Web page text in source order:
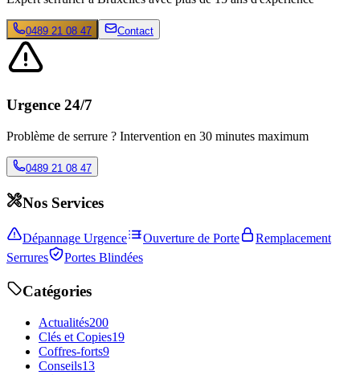
0489 21 08 47 Contact
Urgence 24/7
Problème de serrure ? Intervention en 30 minutes maximum
0489 21 08 47
Nos Services
Dépannage Urgence Ouverture de Porte
Remplacement
Serrures
Portes Blindées
Catégories
Actualités200
Clés et Copies19
Coffres-forts9
Conseils13